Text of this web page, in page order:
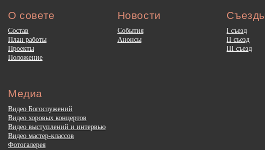
О совете
Состав
План работы
Проекты
Положение
Новости
События
Анонсы
I съезд
II съезд
III съезд
Медиа
Видео Богослужений
Видео хоровых концертов
Видео выступлений и интервью
Видео мастер-классов
Фотогалерея